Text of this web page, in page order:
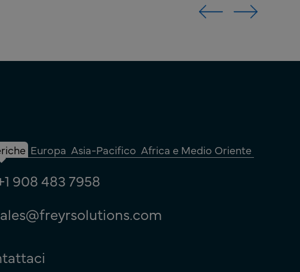
Europa Asia-Pacifico Africa e Medio Oriente
908 483 7958